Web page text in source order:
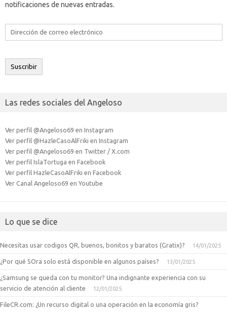
notificaciones de nuevas entradas.
Dirección
electrónico
Suscribir
Las redes sociales del Angeloso
Ver perfil @Angeloso69 en Instagram
Ver perfil @HazleCasoAlFriki en Instagram
Ver perfil @Angeloso69 en Twitter / X.com
Ver perfil IslaTortuga en Facebook
Ver perfil HazleCasoAlFriki en Facebook
Ver Canal Angeloso69 en Youtube
Lo que se dice
Necesitas usar codigos QR, buenos, bonitos y baratos (Gratix)? 14/01/2025
¿Por qué SOra solo está disponible en algunos países? 13/01/2025
¿Samsung se queda con tu monitor? Una indignante experiencia con su
servicio de atención al cliente
12/01/2025
FileCR.com: ¿Un recurso digital o una operación en la economía gris?